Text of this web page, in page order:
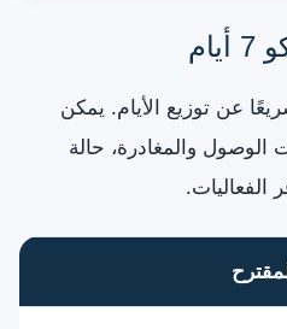
عن توزيع الأيام. يمكن
الوصول والمغادرة، حالة